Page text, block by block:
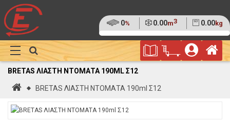
Ποσοστό
της
παλέτας
0% Όγκος
0.00m3 Βάρος
0.00kg
(0%)
Φυλλάδιο
Προσφορών
Show
Megamenu
BRETAS ΛΙΑΣΤΗ ΝΤΟΜΑΤΑ 190ML Σ12
ΑρχικήBRETAS ΛΙΑΣΤΗ ΝΤΟΜΑΤΑ 190ml Σ12